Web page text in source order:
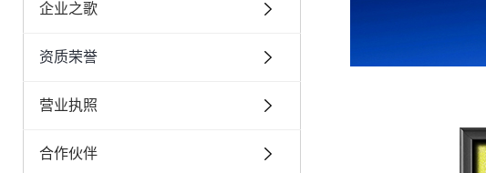
企业之歌
资质荣誉
营业执照
合作伙伴